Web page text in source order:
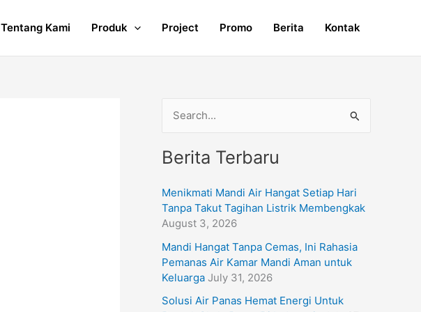
Tentang Kami Produk Project Promo Berita Kontak
a
c
h
f
o
r
:
Berita Terbaru
Menikmati Mandi Air Hangat Setiap Hari
Tanpa Takut Tagihan Listrik Membengkak
August 3, 2026
Mandi Hangat Tanpa Cemas, Ini Rahasia
Pemanas Air Kamar Mandi Aman untuk
Keluarga July 31, 2026
Solusi Air Panas Hemat Energi Untuk